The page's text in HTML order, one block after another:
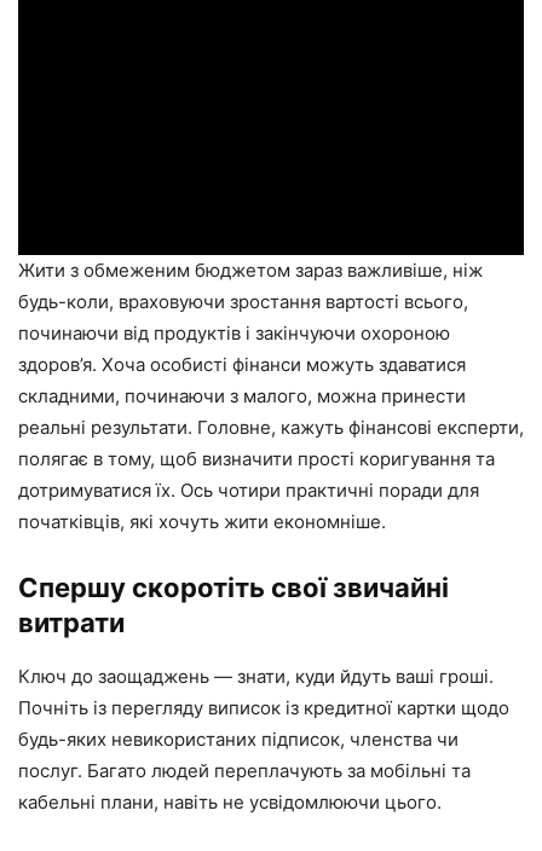
Жити з обмеженим бюджетом зараз важливіше, ніж
будь-коли, враховуючи зростання вартості всього,
починаючи від продуктів і закінчуючи охороною
здоров’я. Хоча особисті фінанси можуть здаватися
складними, починаючи з малого, можна принести
реальні результати. Головне, кажуть фінансові експерти,
полягає в тому, щоб визначити прості коригування та
дотримуватися їх. Ось чотири практичні поради для
початківців, які хочуть жити економніше.
Спершу скоротіть свої звичайні
витрати
Ключ до заощаджень — знати, куди йдуть ваші гроші.
Почніть із перегляду виписок із кредитної картки щодо
будь-яких невикористаних підписок, членства чи
послуг. Багато людей переплачують за мобільні та
кабельні плани, навіть не усвідомлюючи цього.